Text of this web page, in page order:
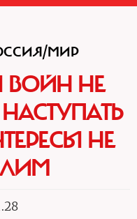
МИР
ВОЙН НЕ
НЕ